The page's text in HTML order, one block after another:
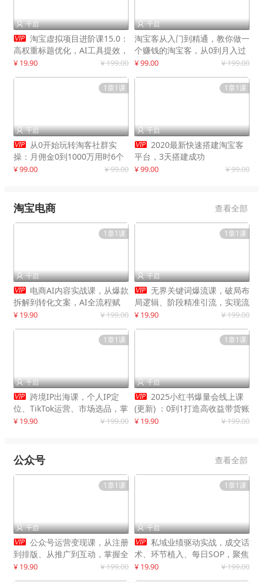
 千启
 淘宝虚拟项目进阶课15.0：
高权重标题优化，AI工具提效，
自动盈利模式搭建
¥ 19.90 ¥ 199.00
 千启
淘宝客从入门到精通，教你做一
个赚钱的淘宝客，从0到月入过
万
¥ 99.00 ¥ 199.00
1章1课
 千启
 从0开始玩转淘客社群实
操：月佣金0到1000万用时6个
月
¥ 99.00 ¥ 99.00
1章1课
 千启
 2020最新快速搭建淘宝客
平台，3天搭建成功
¥ 99.00 ¥ 99.00
淘宝电商 查看全部
1章1课
 千启
 电商AI内容实战课，从爆款
拆解到转化文案，AI全流程赋
能，解放人力，单月节省内容成
¥ 19.90 ¥ 199.00
1章1课
 千启
 无界关键词爆流课，破局布
局逻辑、阶段精准引流，实现流
量翻倍，店铺业绩增长50%+
¥ 19.90 ¥ 199.00
1章1课
 千启
 跨境IP出海课，个人IP定
位、TikTok运营、市场选品，掌
握核心闭环，实现月入1万美金
¥ 19.90 ¥ 199.00
1章1课
 千启
 2025小红书爆量会线上课
(更新) ：0到1打造高收益带货账
号，靠小红书带货年入100w？
¥ 19.90 ¥ 199.00
公众号 查看全部
1章1课
 千启
 公众号运营变现课，从注册
到排版、从推广到互动，掌握全
流程，开启个人品牌月入
¥ 19.90 ¥ 199.00
1章1课
 千启
 私域业绩驱动实战，成交话
术、环节植入、每日SOP，聚焦
增长，驱动营收持续突破
¥ 19.90 ¥ 199.00